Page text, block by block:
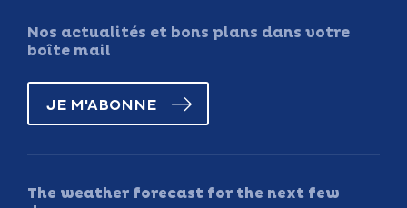
Nos actualités et bons plans dans votre
boîte mail
JE M'ABONNE
The weather forecast for the next few